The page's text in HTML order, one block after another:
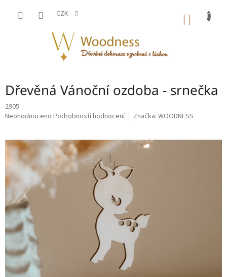
CZK
Dřevěná Vánoční ozdoba - srnečka
2905
Průměrné
je
5
hvězdiček.
Neohodnoceno Podrobnosti hodnocení Značka: WOODNESS